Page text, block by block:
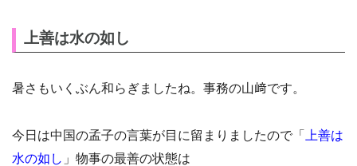
上善は水の如し
暑さもいくぶん和らぎましたね。事務の山﨑です。
今日は中国の孟子の言葉が目に留まりましたので「
上善は
水の如し 」物事の最善の状態は